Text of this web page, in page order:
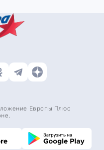
Европы Плюс